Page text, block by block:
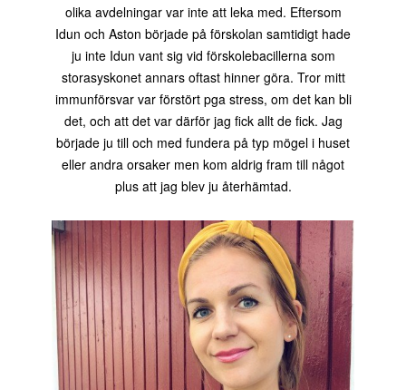
olika avdelningar var inte att leka med. Eftersom
Idun och Aston började på förskolan samtidigt hade
ju inte Idun vant sig vid förskolebacillerna som
storasyskonet annars oftast hinner göra. Tror mitt
immunförsvar var förstört pga stress, om det kan bli
det, och att det var därför jag fick allt de fick. Jag
började ju till och med fundera på typ mögel i huset
eller andra orsaker men kom aldrig fram till något
plus att jag blev ju återhämtad.